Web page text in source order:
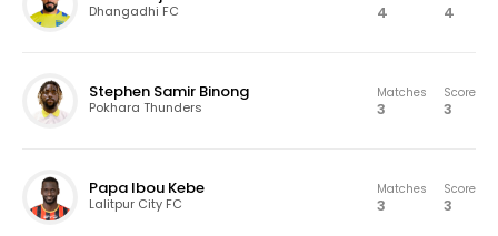
Dhangadhi FC 4 4
Stephen Samir Binong
Pokhara Thunders
Matches
3
Score
3
Papa Ibou Kebe
Lalitpur City FC
Matches
3
Score
3